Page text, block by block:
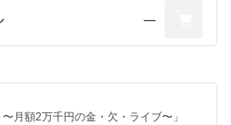
―
月額2万千円の金・欠・ライブ〜」